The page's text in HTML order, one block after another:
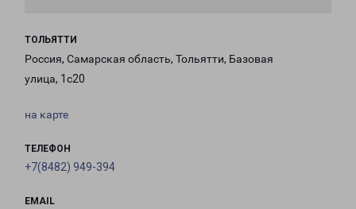
ТОЛЬЯТТИ
Россия, Самарская область, Тольятти, Базовая
улица, 1с20
на карте
ТЕЛЕФОН
+7(8482) 949-394
EMAIL